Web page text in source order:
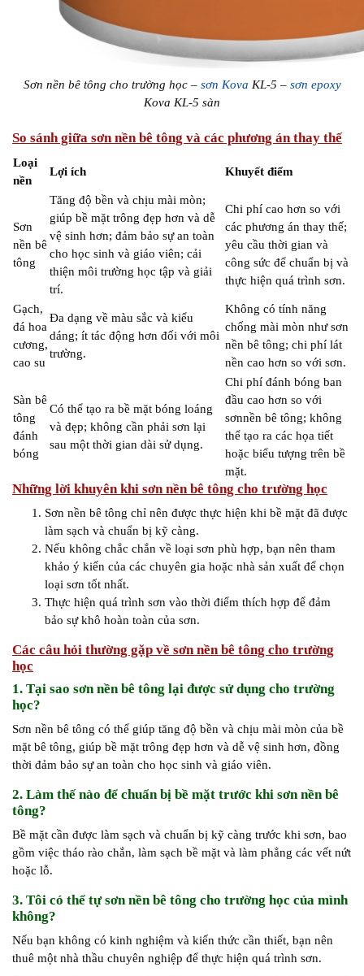
Sơn nền bê tông cho trường học – sơn Kova KL-5 – sơn epoxy
Kova KL-5 sàn
So sánh giữa sơn nền bê tông và các phương án thay thế
Loại
nền
Lợi ích Khuyết điểm
Sơn
nền bê
tông
Tăng độ bền và chịu mài mòn;
giúp bề mặt trông đẹp hơn và dễ
vệ sinh hơn; đảm bảo sự an toàn
cho học sinh và giáo viên; cải
thiện môi trường học tập và giải
trí.
Chi phí cao hơn so với
các phương án thay thế;
yêu cầu thời gian và
công sức để chuẩn bị và
thực hiện quá trình sơn.
Gạch,
đá hoa
cương,
cao su
Đa dạng về màu sắc và kiểu
dáng; ít tác động hơn đối với môi
trường.
Không có tính năng
chống mài mòn như sơn
nền bê tông; chi phí lát
nền cao hơn so với sơn.
Sàn bê
tông
đánh
bóng
Có thể tạo ra bề mặt bóng loáng
và đẹp; không cần phải sơn lại
sau một thời gian dài sử dụng.
Chi phí đánh bóng ban
đầu cao hơn so với
sơnnền bê tông; không
thể tạo ra các họa tiết
hoặc biểu tượng trên bề
mặt.
Những lời khuyên khi sơn nền bê tông cho trường học
Sơn nền bê tông chỉ nên được thực hiện khi bề mặt đã được
làm sạch và chuẩn bị kỹ càng.
Nếu không chắc chắn về loại sơn phù hợp, bạn nên tham
khảo ý kiến của các chuyên gia hoặc nhà sản xuất để chọn
loại sơn tốt nhất.
Thực hiện quá trình sơn vào thời điểm thích hợp để đảm
bảo sự khô hoàn toàn của sơn.
Các câu hỏi thường gặp về sơn nền bê tông cho trường
học
1. Tại sao sơn nền bê tông lại được sử dụng cho trường
học?
Sơn nền bê tông có thể giúp tăng độ bền và chịu mài mòn của bề
mặt bê tông, giúp bề mặt trông đẹp hơn và dễ vệ sinh hơn, đồng
thời đảm bảo sự an toàn cho học sinh và giáo viên.
2. Làm thế nào để chuẩn bị bề mặt trước khi sơn nền bê
tông?
Bề mặt cần được làm sạch và chuẩn bị kỹ càng trước khi sơn, bao
gồm việc tháo rào chắn, làm sạch bề mặt và làm phẳng các vết nứt
hoặc lỗ.
3. Tôi có thể tự sơn nền bê tông cho trường học của mình
không?
Nếu bạn không có kinh nghiệm và kiến thức cần thiết, bạn nên
thuê một nhà thầu chuyên nghiệp để thực hiện quá trình sơn.